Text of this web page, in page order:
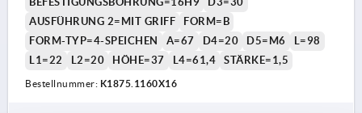
AUSFÜHRUNG 2=MIT GRIFF
FORM=B
FORM-TYP=4-SPEICHEN
A=67 D4=20 D5=M6
L=98
L1=22
L2=20 HÖHE=37 L4=61,4 STÄRKE=1,5
Bestellnummer: K1875.1160X16